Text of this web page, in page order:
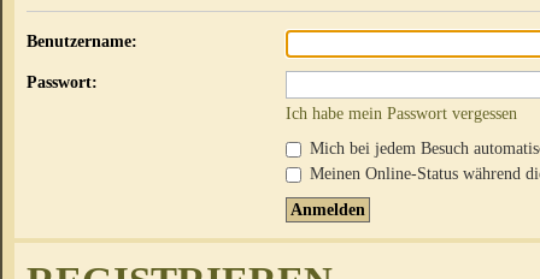
Benutzername:
Passwort:
Ich habe mein Passwort vergessen
Mich bei jedem Besuch
Meinen Online-Status während